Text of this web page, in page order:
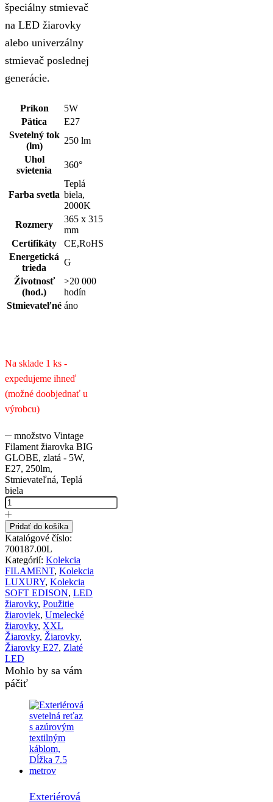
špeciálny stmievač
na LED žiarovky
alebo univerzálny
stmievač poslednej
generácie.
Príkon
5W
Pätica
E27
Svetelný tok
(lm)
250 lm
Uhol
svietenia
360°
Farba svetla
Teplá
biela,
2000K
Rozmery
365 x 315
mm
Certifikáty
CE,RoHS
Energetická
trieda
G
Životnosť
(hod.)
>20 000
hodín
Stmievateľné áno
Na sklade 1 ks -
expedujeme ihneď
(možné doobjednať u
výrobcu)
množstvo Vintage
Filament žiarovka BIG
GLOBE, zlatá - 5W,
E27, 250lm,
Stmievateľná, Teplá
biela
Pridať do košíka
Katalógové číslo:
700187.00L
Kategórií: Kolekcia
FILAMENT, Kolekcia
LUXURY, Kolekcia
SOFT EDISON, LED
žiarovky, Použitie
žiaroviek, Umelecké
žiarovky, XXL
Žiarovky, Žiarovky,
Žiarovky E27, Zlaté
LED
Mohlo by sa vám
páčiť
Exteriérová